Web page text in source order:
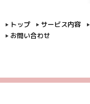
トップ サービス内容
お問い合わせ